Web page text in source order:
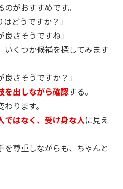
がおすすめです。
どうですか？」
良さそうですね」
いくつか候補を探してみます
良さそうですか？」
を出しながら確認する。
ります。
ではなく、受け身な人に見え
尊重しながらも、ちゃんと